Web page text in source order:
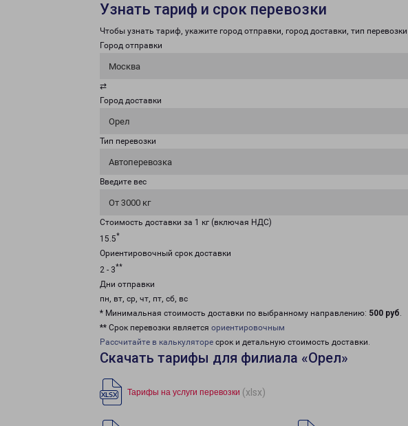
Узнать тариф и срок перевозки
Чтобы узнать тариф, укажите город отправки, город доставки, тип перевозки
Город отправки
Москва
⇄
Город доставки
Орел
Тип перевозки
Автоперевозка
Введите вес
От 3000 кг
Стоимость доставки за 1 кг (включая НДС)
15.5*
Ориентировочный срок доставки
2 - 3**
Дни отправки
пн, вт, ср, чт, пт, сб, вс
* Минимальная стоимость доставки по выбранному направлению: 500 руб.
** Срок перевозки является ориентировочным
Рассчитайте в калькуляторе срок и детальную стоимость доставки.
Скачать тарифы для филиала «Орел»
Тарифы на услуги перевозки (xlsx)